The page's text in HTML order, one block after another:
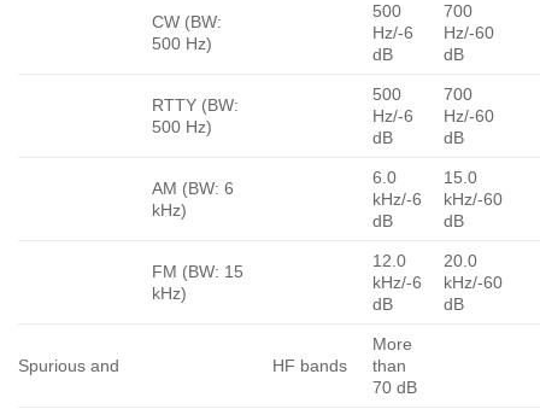
CW (BW:
500 Hz)
500
Hz/-6
dB
700
Hz/-60
dB
RTTY (BW:
500 Hz)
500
Hz/-6
dB
700
Hz/-60
dB
AM (BW: 6
kHz)
6.0
kHz/-6
dB
15.0
kHz/-60
dB
FM (BW: 15
kHz)
12.0
kHz/-6
dB
20.0
kHz/-60
dB
Spurious and HF bands
More
than
70 dB